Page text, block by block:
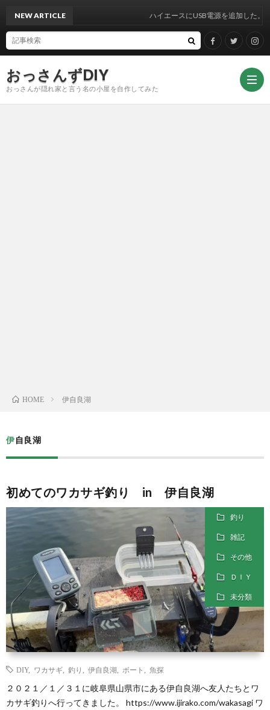
おっさんずDIY
おっさんが隠れ家と言う名の小屋を自作してみた
NEW ARTICLE ハイエースにUSB電源を追加した。
HOME 伊自良湖
伊自良湖
初めてのワカサギ釣り in 伊自良湖
釣り
雑記
その他
ＤＩＹ
未分類
DIY, ワカサギ 釣り 伊自良湖 ボート 魚探
２０２１／１／３１に岐阜県山県市にある伊自良湖へ友人たちとワ
カサギ釣りへ行ってきました。 https://www.ijirako.com/wakasagi ワ